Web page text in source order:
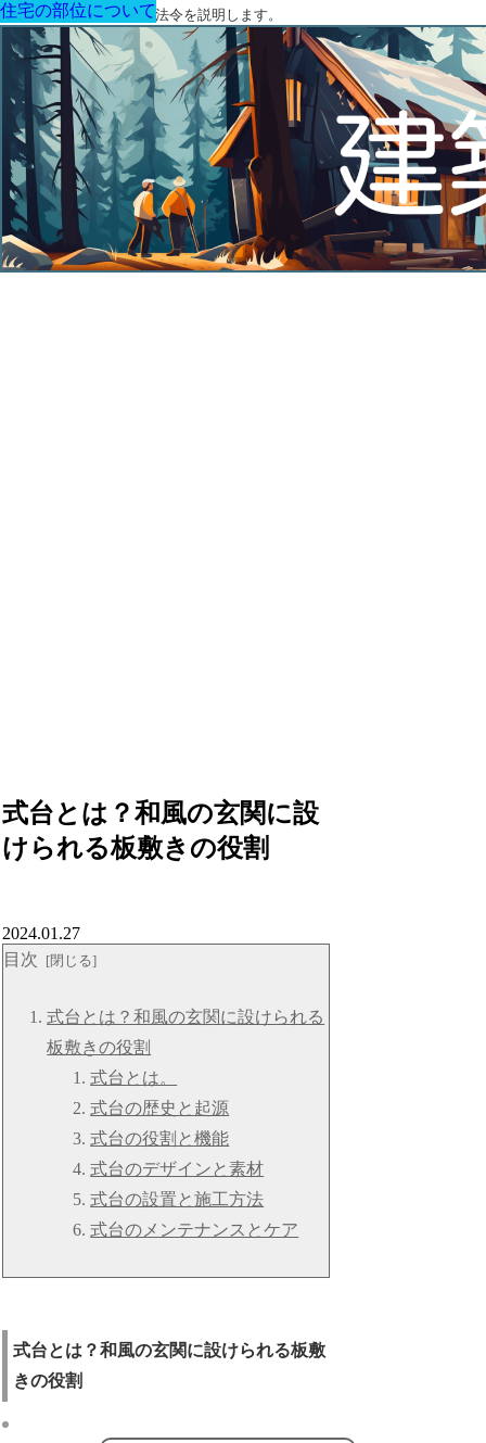
建築に関する用語と関連法令を説明します。
式台とは？和風の玄関に設
けられる板敷きの役割
住宅の部位について
2024.01.27
目次
式台とは？和風の玄関に設けられる
板敷きの役割
式台とは。
式台の歴史と起源
式台の役割と機能
式台のデザインと素材
式台の設置と施工方法
式台のメンテナンスとケア
式台とは？和風の玄関に設けられる板敷
きの役割
住宅の部位について
住宅の部位について
住宅の部位について
住宅の部位について
住宅の部位について
住宅の部位について